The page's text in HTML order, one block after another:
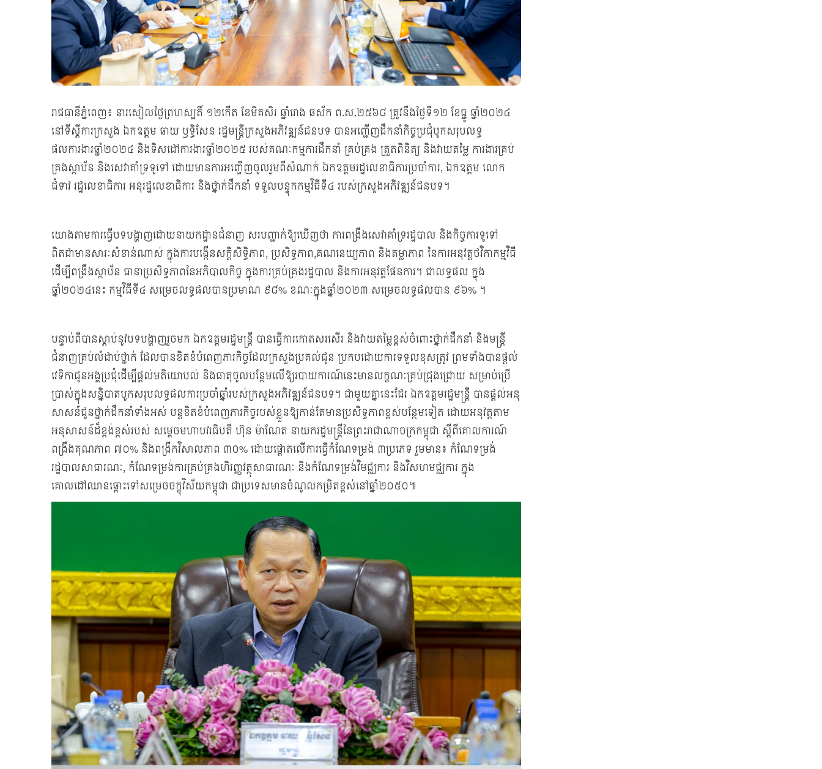
រាជធានីភ្នំពេញ៖ នារសៀលថ្ងៃព្រហស្បតិ៍ ១២កើត ខែមិគសិរ ឆ្នាំរោង ឆស័ក ព.ស.២៥៦៨ ត្រូវនឹងថ្ងៃទី១២ ខែធ្នូ ឆ្នាំ២០២៤
នៅទីស្ដីការក្រសួង ឯកឧត្តម ឆាយ ឫទ្ធិសែន រដ្ឋមន្ត្រីក្រសួងអភិវឌ្ឍន៍ជនបទ បានអញ្ជើញដឹកនាំកិច្ចប្រជុំបូកសរុបលទ្ធ
ផលការងារឆ្នាំ២០២៤ និងទិសដៅការងារឆ្នាំ២០២៥ របស់គណៈកម្មការដឹកនាំ គ្រប់គ្រង ត្រួតពិនិត្យ និងវាយតម្លៃ ការងារគ្រប់
គ្រងស្ថាប័ន និងសេវាគាំទ្រទូទៅ ដោយមានការអញ្ជើញចូលរួមពីសំណាក់ ឯកឧត្តមរដ្ឋលេខាធិការប្រចាំការ, ឯកឧត្តម លោក
ជំទាវ រដ្ឋលេខាធិការ អនុរដ្ឋលេខាធិការ និងថ្នាក់ដឹកនាំ ទទួលបន្ទុកកម្មវិធីទី៤ របស់ក្រសួងអភិវឌ្ឍន៍ជនបទ។
យោងតាមការធ្វើបទបង្ហាញដោយនាយកដ្ឋានជំនាញ សរបញ្ជាក់ឱ្យឃើញថា ការពង្រឹងសេវាគាំទ្ររដ្ឋបាល និងកិច្ចការទូទៅ
ពិតជាមានសារៈសំខាន់ណាស់ ក្នុងការបង្កើនសក្ដិសិទ្ធិភាព, ប្រសិទ្ធភាព,គណនេយ្យភាព និងតម្លាភាព នៃការអនុវត្តថវិកាកម្មវិធី
ដើម្បីពង្រឹងស្ថាប័ន ធានាប្រសិទ្ធភាពនៃអភិបាលកិច្ច ក្នុងការគ្រប់គ្រងរដ្ឋបាល និងការអនុវត្តផែនការ។ ជាលទ្ធផល ក្នុង
ឆ្នាំ២០២៤នេះ កម្មវិធីទី៤ សម្រេចលទ្ធផលបានប្រមាណ ៩៨% ខណៈក្នុងឆ្នាំ២០២៣ សម្រេចលទ្ធផលបាន ៩៦% ។
បន្ទាប់ពីបានស្ដាប់នូវបទបង្ហាញរួចមក ឯកឧត្តមរដ្ឋមន្ត្រី បានធ្វើការកោតសរសើរ និងវាយតម្លៃខ្ពស់ចំពោះថ្នាក់ដឹកនាំ និងមន្ដ្រី
ជំនាញគ្រប់លំដាប់ថ្នាក់ ដែលបានខិតខំបំពេញភារកិច្ចដែលក្រសួងប្រគល់ជូន ប្រកបដោយការទទួលខុសត្រូវ ព្រមទាំងបានផ្ដល់
វេទិកាជូនអង្គប្រជុំដើម្បីផ្ដល់មតិយោបល់ និងធាតុចូលបន្ថែមលើឱ្យរបាយការណ៍នេះមានលក្ខណៈគ្រប់ជ្រុងជ្រោយ សម្រាប់ប្រើ
ប្រាស់ក្នុងសន្និបាតបូកសរុបលទ្ធផលការប្រចាំឆ្នាំរបស់ក្រសួងអភិវឌ្ឍន៍ជនបទ។ ជាមួយគ្នានេះដែរ ឯកឧត្តមរដ្ឋមន្ត្រី បានផ្ដល់អនុ
សាសន៍ជូនថ្នាក់ដឹកនាំទាំងអស់ បន្ដខិតខំបំពេញភារកិច្ចរបស់ខ្លួនឱ្យកាន់តែមានប្រសិទ្ធភាពខ្ពស់បន្ថែមទៀត ដោយអនុវត្តតាម
អនុសាសន៍ដ៏ខ្ពង់ខ្ពស់របស់ សម្តេចមហាបវរធិបតី ហ៊ុន ម៉ាណែត នាយករដ្ឋមន្ត្រីនៃព្រះរាជាណាចក្រកម្ពុជា ស្ដីពីគោលការណ៍
ពង្រឹងគុណភាព ៧០% និងពង្រីកវិសាលភាព ៣០% ដោយផ្ដោតលើការធ្វើកំណែទម្រង់ ៣ប្រភេទ រួមមាន៖ កំណែទម្រង់
រដ្ឋបាលសាធារណៈ, កំណែទម្រង់ការគ្រប់គ្រងហិរញ្ញវត្ថុសាធារណៈ និងកំណែទម្រង់វិមជ្ឈការ និងវិសហមជ្ឈការ ក្នុង
គោលដៅឈានឆ្ពោះទៅសម្រេចចក្ខុវិស័យកម្ពុជា ជាប្រទេសមានចំណូលកម្រិតខ្ពស់នៅឆ្នាំ២០៥០៕